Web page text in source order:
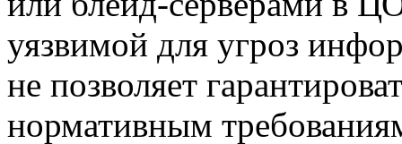
уязвимой для угроз
не позволяет
нормативным